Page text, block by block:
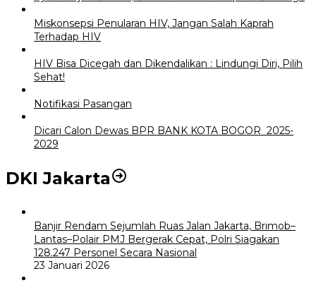
Miskonsepsi Penularan HIV, Jangan Salah Kaprah
Terhadap HIV
HIV Bisa Dicegah dan Dikendalikan : Lindungi Diri, Pilih
Sehat!
Notifikasi Pasangan
Dicari Calon Dewas BPR BANK KOTA BOGOR 2025-
2029
DKI Jakarta
Banjir Rendam Sejumlah Ruas Jalan Jakarta, Brimob–
Lantas–Polair PMJ Bergerak Cepat, Polri Siagakan
128.247 Personel Secara Nasional
23 Januari 2026